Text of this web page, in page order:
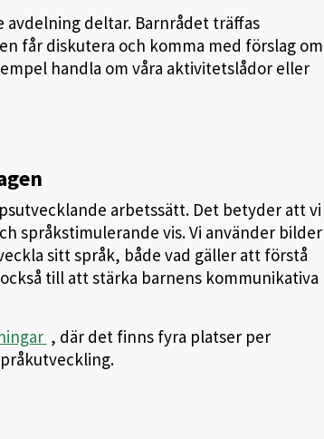
avdelning deltar. Barnrådet träffas
får diskutera och komma med förslag om
handla om våra aktivitetslådor eller
arbetssätt. Det betyder att vi
språkstimulerande vis. Vi använder bilder
sitt språk, både vad gäller att förstå
till att stärka barnens kommunikativa
, där det finns fyra platser per